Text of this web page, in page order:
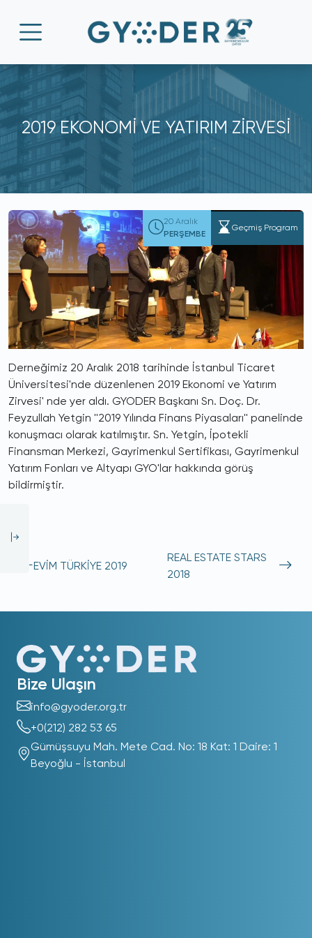
2019 EKONOMİ VE YATIRIM ZİRVESİ
20 Aralık
PERŞEMBE
Geçmiş Program
Derneğimiz 20 Aralık 2018 tarihinde İstanbul Ticaret
Üniversitesi'nde düzenlenen 2019 Ekonomi ve Yatırım
Zirvesi' nde yer aldı. GYODER Başkanı Sn. Doç. Dr.
Feyzullah Yetgin ''2019 Yılında Finans Piyasaları'' panelinde
konuşmacı olarak katılmıştır. Sn. Yetgin, İpotekli
Finansman Merkezi, Gayrimenkul Sertifikası, Gayrimenkul
Yatırım Fonları ve Altyapı GYO'lar hakkında görüş
bildirmiştir.
EVİM TÜRKİYE 2019
REAL ESTATE STARS
2018
Bize Ulaşın
info@gyoder.org.tr
+0(212) 282 53 65
Gümüşsuyu Mah. Mete Cad. No: 18 Kat: 1 Daire: 1
Beyoğlu - İstanbul